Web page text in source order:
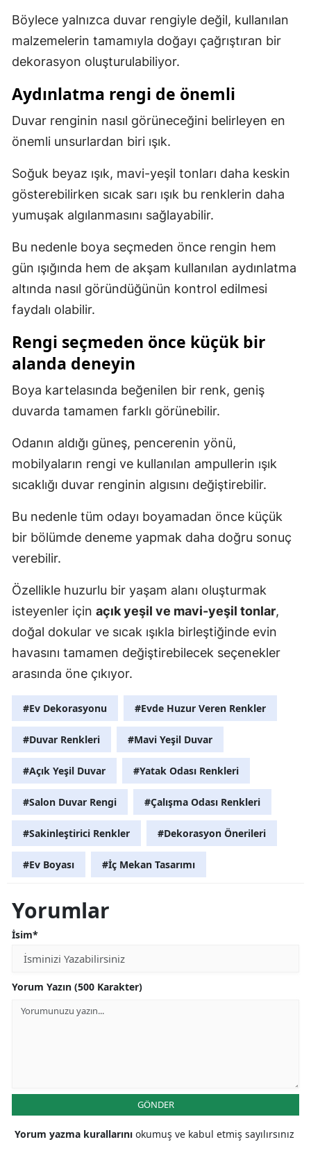
Böylece yalnızca duvar rengiyle değil, kullanılan
malzemelerin tamamıyla doğayı çağrıştıran bir
dekorasyon oluşturulabiliyor.
Aydınlatma rengi de önemli
Duvar renginin nasıl görüneceğini belirleyen en
önemli unsurlardan biri ışık.
Soğuk beyaz ışık, mavi-yeşil tonları daha keskin
gösterebilirken sıcak sarı ışık bu renklerin daha
yumuşak algılanmasını sağlayabilir.
Bu nedenle boya seçmeden önce rengin hem
gün ışığında hem de akşam kullanılan aydınlatma
altında nasıl göründüğünün kontrol edilmesi
faydalı olabilir.
Rengi seçmeden önce küçük bir
alanda deneyin
Boya kartelasında beğenilen bir renk, geniş
duvarda tamamen farklı görünebilir.
Odanın aldığı güneş, pencerenin yönü,
mobilyaların rengi ve kullanılan ampullerin ışık
sıcaklığı duvar renginin algısını değiştirebilir.
Bu nedenle tüm odayı boyamadan önce küçük
bir bölümde deneme yapmak daha doğru sonuç
verebilir.
Özellikle huzurlu bir yaşam alanı oluşturmak
isteyenler için açık yeşil ve mavi-yeşil tonlar,
doğal dokular ve sıcak ışıkla birleştiğinde evin
havasını tamamen değiştirebilecek seçenekler
arasında öne çıkıyor.
#Ev Dekorasyonu #Evde Huzur Veren Renkler
#Duvar Renkleri #Mavi Yeşil Duvar
#Açık Yeşil Duvar #Yatak Odası Renkleri
#Salon Duvar Rengi #Çalışma Odası Renkleri
#Sakinleştirici Renkler #Dekorasyon Önerileri
#Ev Boyası #İç Mekan Tasarımı
Yorumlar
İsim*
Yorum Yazın (500 Karakter)
GÖNDER
Yorum yazma kurallarını okumuş ve kabul etmiş sayılırsınız